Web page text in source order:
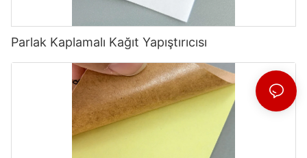
Parlak Kaplamalı Kağıt Yapıştırıcısı